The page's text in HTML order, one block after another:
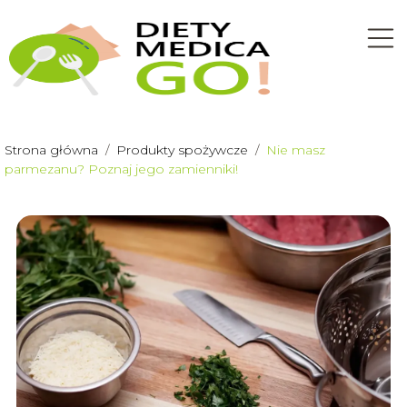
Strona główna / Produkty spożywcze / Nie masz
parmezanu? Poznaj jego zamienniki!